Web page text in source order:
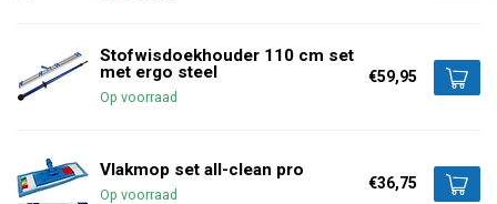
Stofwisdoekhouder 110 cm set
met ergo steel
Op voorraad
€59,95
Vlakmop set all-clean pro
Op voorraad
€36,75